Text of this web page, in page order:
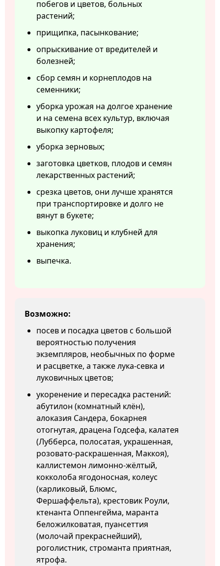
побегов и цветов, больных
растений;
прищипка, пасынкование;
опрыскивание от вредителей и
болезней;
сбор семян и корнеплодов на
семенники;
уборка урожая на долгое хранение
и на семена всех культур, включая
выкопку картофеля;
уборка зерновых;
заготовка цветков, плодов и семян
лекарственных растений;
срезка цветов, они лучше хранятся
при транспортировке и долго не
вянут в букете;
выкопка луковиц и клубней для
хранения;
выпечка.
Возможно:
посев и посадка цветов с большой
вероятностью получения
экземпляров, необычных по форме
и расцветке, а также лука-севка и
луковичных цветов;
укоренение и пересадка растений:
абутилон (комнатный клён),
алоказия Сандера, бокарнея
отогнутая, драцена Годсефа, калатея
(Лубберса, полосатая, украшенная,
розовато-раскрашенная, Маккоя),
каллистемон лимонно-жёлтый,
кокколоба ягодоносная, колеус
(карликовый, Блюмс,
Фершаффельта), крестовик Роули,
ктенанта Оппенгейма, маранта
беложилковатая, пуансеттия
(молочай прекраснейший),
роголистник, строманта приятная,
ятрофа.